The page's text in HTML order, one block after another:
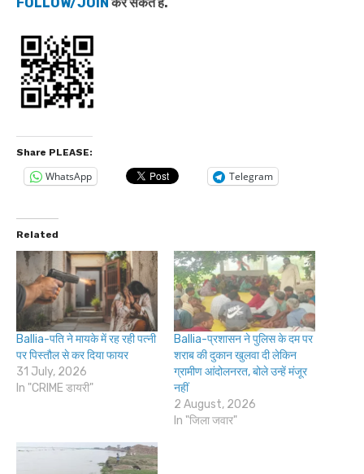
Share PLEASE:
WhatsApp Telegram
Related
Ballia-पति ने मायके में रह रही पत्नी
पर पिस्तौल से कर दिया फायर
31 July, 2026
In "CRIME डायरी"
Ballia-प्रशासन ने पुलिस के दम पर
शराब की दुकान खुलवा दी लेकिन
ग्रामीण आंदोलनरत, बोले उन्हें मंजूर
नहीं
2 August, 2026
In "जिला जवार"